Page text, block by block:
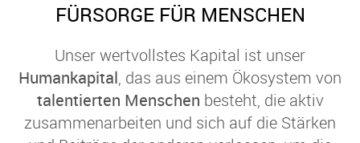
FÜRSORGE FÜR MENSCHEN
Unser wertvollstes Kapital ist unser
Humankapital, das aus einem Ökosystem von
talentierten Menschen besteht, die aktiv
zusammenarbeiten und sich auf die Stärken